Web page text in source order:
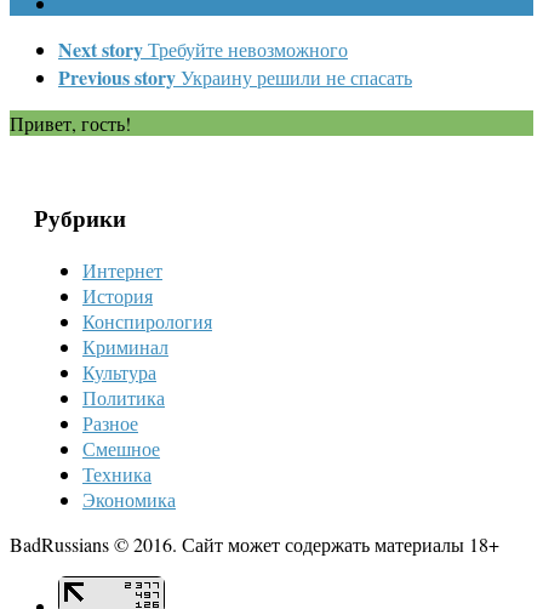
Next storyТребуйте невозможного
Previous storyУкраину решили не спасать
Привет, гость!
Рубрики
Интернет
История
Конспирология
Криминал
Культура
Политика
Разное
Смешное
Техника
Экономика
BadRussians © 2016. Сайт может содержать материалы 18+